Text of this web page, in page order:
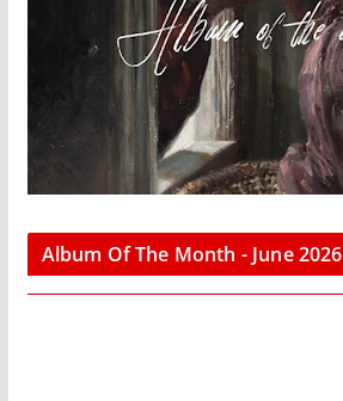
Album Of The Month - June 2026